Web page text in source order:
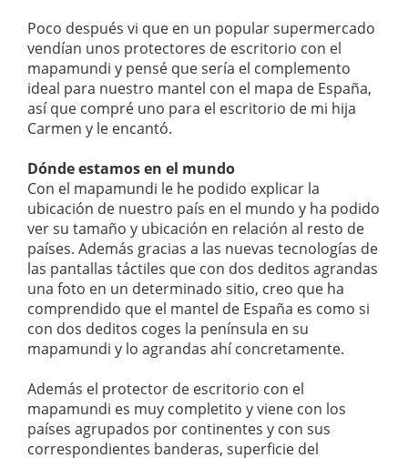
Poco después vi que en un popular supermercado
vendían unos protectores de escritorio con el
mapamundi y pensé que sería el complemento
ideal para nuestro mantel con el mapa de España,
así que compré uno para el escritorio de mi hija
Carmen y le encantó.
Dónde estamos en el mundo
Con el mapamundi le he podido explicar la
ubicación de nuestro país en el mundo y ha podido
ver su tamaño y ubicación en relación al resto de
países. Además gracias a las nuevas tecnologías de
las pantallas táctiles que con dos deditos agrandas
una foto en un determinado sitio, creo que ha
comprendido que el mantel de España es como si
con dos deditos coges la península en su
mapamundi y lo agrandas ahí concretamente.
Además el protector de escritorio con el
mapamundi es muy completito y viene con los
países agrupados por continentes y con sus
correspondientes banderas, superficie del